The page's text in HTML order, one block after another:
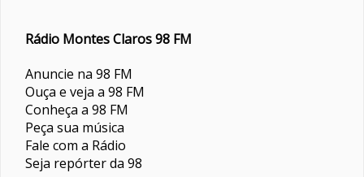
Rádio Montes Claros 98 FM
Anuncie na 98 FM
Ouça e veja a 98 FM
Conheça a 98 FM
Peça sua música
Fale com a Rádio
Seja repórter da 98